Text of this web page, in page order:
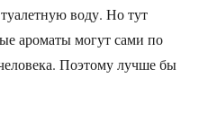
воду. Но тут
ароматы могут сами по
Поэтому лучше бы